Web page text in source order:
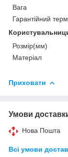
Вага
Гарантійний
Розмір(мм)
Матеріал
Приховати
Умови
Нова Пошта
Всі умови